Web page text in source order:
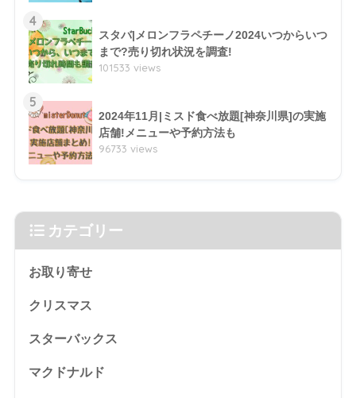
4
スタバ|メロンフラペチーノ2024いつからいつ
まで?売り切れ状況を調査!
101533 views
5
2024年11月|ミスド食べ放題[神奈川県]の実施
店舗!メニューや予約方法も
96733 views
カテゴリー
お取り寄せ
クリスマス
スターバックス
マクドナルド